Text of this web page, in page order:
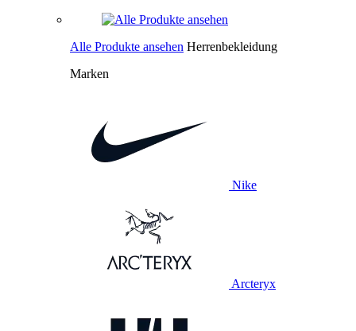
Alle Produkte ansehen Herrenbekleidung
Marken
Nike
Arcteryx